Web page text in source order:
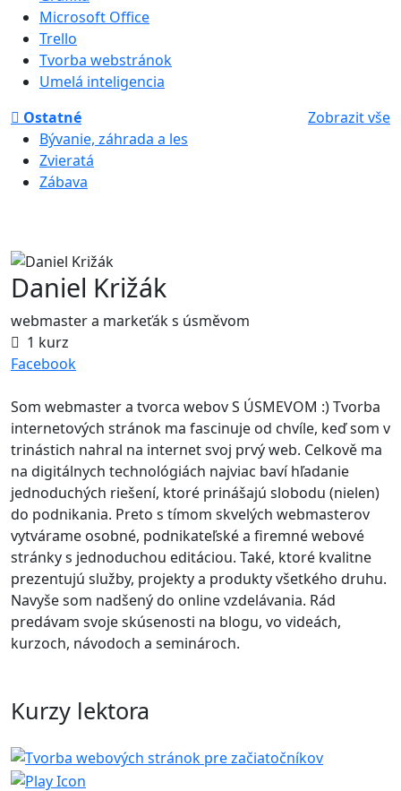
Microsoft Office
Trello
Tvorba webstránok
Umelá inteligencia
Ostatné
Zobrazit vše
Bývanie, záhrada a les
Zvieratá
Zábava
Daniel Križák
webmaster a markeťák s úsměvom
1 kurz
Facebook
Som webmaster a tvorca webov S ÚSMEVOM :) Tvorba
internetových stránok ma fascinuje od chvíle, keď som v
trinástich nahral na internet svoj prvý web. Celkově ma
na digitálnych technológiách najviac baví hľadanie
jednoduchých riešení, ktoré prinášajú slobodu (nielen)
do podnikania. Preto s tímom skvelých webmasterov
vytvárame osobné, podnikateľské a firemné webové
stránky s jednoduchou editáciou. Také, ktoré kvalitne
prezentujú služby, projekty a produkty všetkého druhu.
Navyše som nadšený do online vzdelávania. Rád
predávam svoje skúsenosti na blogu, vo videách,
kurzoch, návodoch a seminároch.
Kurzy lektora